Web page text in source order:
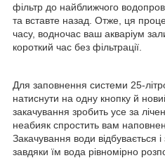
фільтр до найближчого
та вставте назад. Отже, ця
часу, водночас ваш акваріум
короткий час без фільтрації.
Для заповнення системи 25-
натиснути на одну кнопку й
закачування зробить усе за
неабияк спростить вам
Закачування води відбувається
завдяки їм вода рівномірно